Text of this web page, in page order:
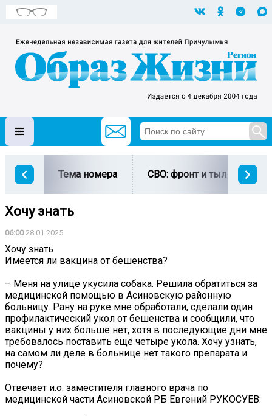
Тема номера СВО: фронт и тыл
Хочу знать
06:0028.01.2025
Хочу знать
Имеется ли вакцина от бешенства?
– Меня на улице укусила собака. Решила обратиться за
медицинской помощью в Асиновскую районную
больницу. Рану на руке мне обработали, сделали один
профилактический укол от бешенства и сообщили, что
вакцины у них больше нет, хотя в последующие дни мне
требовалось поставить ещё четыре укола. Хочу узнать,
на самом ли деле в больнице нет такого препарата и
почему?
Отвечает и.о. заместителя главного врача по
медицинской части Асиновской РБ Евгений РУКОСУЕВ: